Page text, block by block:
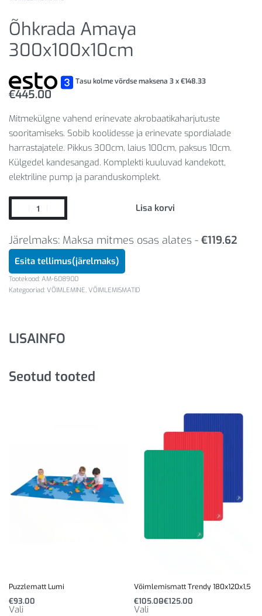
Õhkrada Amaya
300x100x10cm
Tasu kolme võrdse maksena 3 x€148.33
€445.00
Mitmekülgne vahend erinevate akrobaatikaharjutuste
sooritamiseks. Sobib koolidesse ja erinevate spordialade
harrastajatele. Pikkus 300cm, laius 100cm, paksus 10cm.
Külgedel kandesangad. Komplekti kuuluvad kandekott,
elektriline pump ja paranduskomplekt.
Lisa korvi
Järelmaks: Maksa mitmes osas alates - €119.62
Esita tellimus(järelmaks)
AM-608900
Kategooriad: VÕIMLEMINE, VÕIMLEMISMATID
LISAINFO
Seotud tooted
Puzzlematt Lumi
€93.00
Vali
Võimlemismatt Trendy 180x120x1,5
€105.00€125.00
Vali